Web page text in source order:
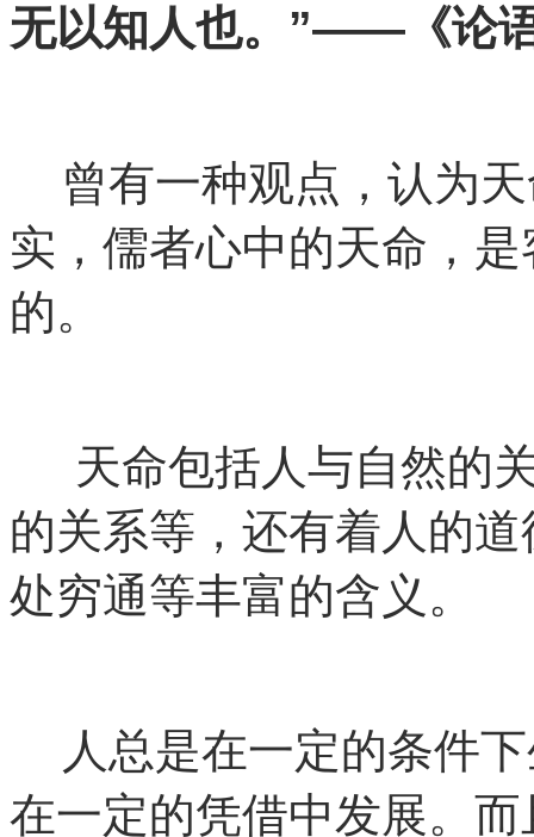
无以知人也。”——《论
曾有一种观点，认为天
实，儒者心中的天命，
的。
天命包括人与自然的
的关系等，还有着人的
处穷通等丰富的含义。
人总是在一定的条件下
在一定的凭借中发展。